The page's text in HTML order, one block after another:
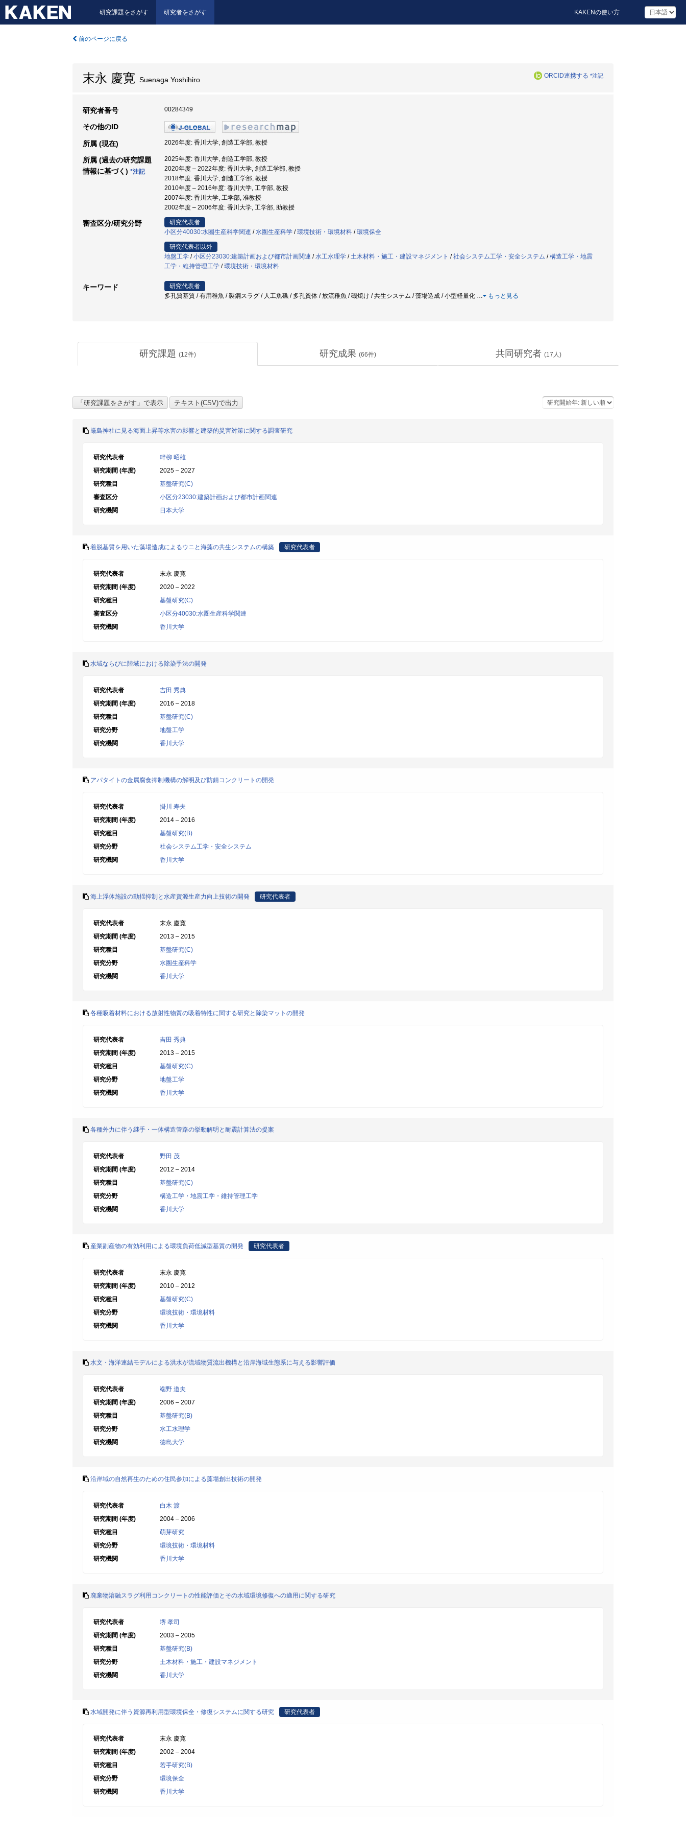
研究課題をさがす 研究者をさがす KAKENの使い方
前のページに戻る
末永 慶寛 Suenaga Yoshihiro ORCID連携する *注記
研究者番号 00284349
その他のID
所属 (現在) 2026年度: 香川大学, 創造工学部, 教授
所属 (過去の研究課題
情報に基づく) *注記
2025年度: 香川大学, 創造工学部, 教授
2020年度 – 2022年度: 香川大学, 創造工学部, 教授
2018年度: 香川大学, 創造工学部, 教授
2010年度 – 2016年度: 香川大学, 工学部, 教授
2007年度: 香川大学, 工学部, 准教授
2002年度 – 2006年度: 香川大学, 工学部, 助教授
審査区分/研究分野
研究代表者
小区分40030:水圏生産科学関連 /水圏生産科学 /環境技術・環境材料 /環境保全
研究代表者以外
地盤工学 /小区分23030:建築計画および都市計画関連 /水工水理学 /土木材料・施工・建設マネジメント /社会システム工学・安全システム /構造工学・地震
工学・維持管理工学 /環境技術・環境材料
キーワード
研究代表者
多孔質基質 / 有用稚魚 / 製鋼スラグ / 人工魚礁 / 多孔質体 / 放流稚魚 / 磯焼け / 共生システム / 藻場造成 / 小型軽量化 … もっと見る
研究課題 (12件) 研究成果 (66件) 共同研究者 (17 人)
厳島神社に見る海面上昇等水害の影響と建築的災害対策に関する調査研究
研究代表者
畔柳 昭雄
研究期間 (年度)
2025 – 2027
研究種目
基盤研究(C)
審査区分
小区分23030:建築計画および都市計画関連
研究機関
日本大学
着脱基質を用いた藻場造成によるウニと海藻の共生システムの構築 研究代表者
研究代表者
末永 慶寛
研究期間 (年度)
2020 – 2022
研究種目
基盤研究(C)
審査区分
小区分40030:水圏生産科学関連
研究機関
香川大学
水域ならびに陸域における除染手法の開発
研究代表者
吉田 秀典
研究期間 (年度)
2016 – 2018
研究種目
基盤研究(C)
研究分野
地盤工学
研究機関
香川大学
アパタイトの金属腐食抑制機構の解明及び防錆コンクリートの開発
研究代表者
掛川 寿夫
研究期間 (年度)
2014 – 2016
研究種目
基盤研究(B)
研究分野
社会システム工学・安全システム
研究機関
香川大学
海上浮体施設の動揺抑制と水産資源生産力向上技術の開発 研究代表者
研究代表者
末永 慶寛
研究期間 (年度)
2013 – 2015
研究種目
基盤研究(C)
研究分野
水圏生産科学
研究機関
香川大学
各種吸着材料における放射性物質の吸着特性に関する研究と除染マットの開発
研究代表者
吉田 秀典
研究期間 (年度)
2013 – 2015
研究種目
基盤研究(C)
研究分野
地盤工学
研究機関
香川大学
各種外力に伴う継手・一体構造管路の挙動解明と耐震計算法の提案
研究代表者
野田 茂
研究期間 (年度)
2012 – 2014
研究種目
基盤研究(C)
研究分野
構造工学・地震工学・維持管理工学
研究機関
香川大学
産業副産物の有効利用による環境負荷低減型基質の開発 研究代表者
研究代表者
末永 慶寛
研究期間 (年度)
2010 – 2012
研究種目
基盤研究(C)
研究分野
環境技術・環境材料
研究機関
香川大学
水文・海洋連結モデルによる洪水が流域物質流出機構と沿岸海域生態系に与える影響評価
研究代表者
端野 道夫
研究期間 (年度)
2006 – 2007
研究種目
基盤研究(B)
研究分野
水工水理学
研究機関
徳島大学
沿岸域の自然再生のための住民参加による藻場創出技術の開発
研究代表者
白木 渡
研究期間 (年度)
2004 – 2006
研究種目
萌芽研究
研究分野
環境技術・環境材料
研究機関
香川大学
廃棄物溶融スラグ利用コンクリートの性能評価とその水域環境修復への適用に関する研究
研究代表者
堺 孝司
研究期間 (年度)
2003 – 2005
研究種目
基盤研究(B)
研究分野
土木材料・施工・建設マネジメント
研究機関
香川大学
水域開発に伴う資源再利用型環境保全・修復システムに関する研究 研究代表者
研究代表者
末永 慶寛
研究期間 (年度)
2002 – 2004
研究種目
若手研究(B)
研究分野
環境保全
研究機関
香川大学